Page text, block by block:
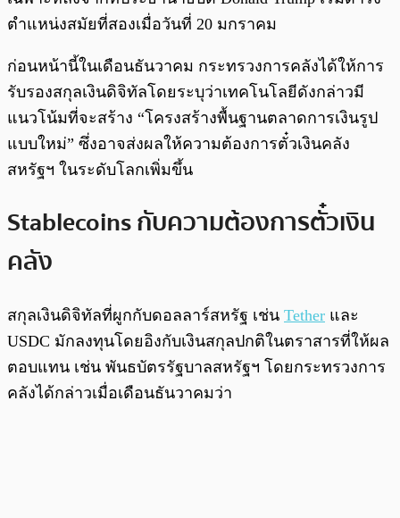
ตำแหน่งสมัยที่สองเมื่อวันที่ 20 มกราคม
ก่อนหน้านี้ในเดือนธันวาคม กระทรวงการคลังได้ให้การ
รับรองสกุลเงินดิจิทัลโดยระบุว่าเทคโนโลยีดังกล่าวมี
แนวโน้มที่จะสร้าง “โครงสร้างพื้นฐานตลาดการเงินรูป
แบบใหม่” ซึ่งอาจส่งผลให้ความต้องการตั๋วเงินคลัง
สหรัฐฯ ในระดับโลกเพิ่มขึ้น
Stablecoins กับความต้องการตั๋วเงิน
คลัง
สกุลเงินดิจิทัลที่ผูกกับดอลลาร์สหรัฐ เช่น Tether และ
USDC มักลงทุนโดยอิงกับเงินสกุลปกติในตราสารที่ให้ผล
ตอบแทน เช่น พันธบัตรรัฐบาลสหรัฐฯ โดยกระทรวงการ
คลังได้กล่าวเมื่อเดือนธันวาคมว่า